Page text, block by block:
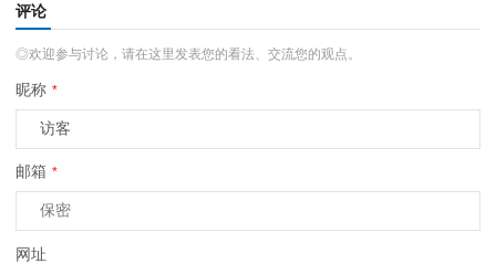
评论
◎欢迎参与讨论，请在这里发表您的看法、交流您的观点。
昵称 *
邮箱 *
网址